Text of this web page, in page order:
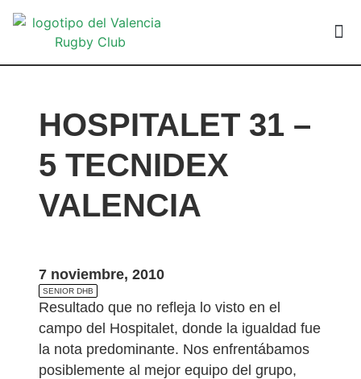
HOSPITALET 31 –
5 TECNIDEX
VALENCIA
7 noviembre, 2010
SENIOR DHB
Resultado que no refleja lo visto en el
campo del Hospitalet, donde la igualdad fue
la nota predominante. Nos enfrentábamos
posiblemente al mejor equipo del grupo,